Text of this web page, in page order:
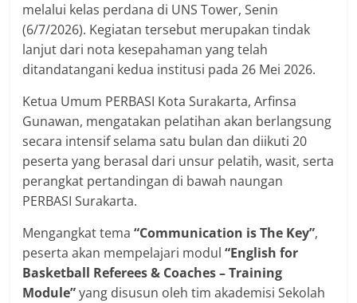
melalui kelas perdana di UNS Tower, Senin
(6/7/2026). Kegiatan tersebut merupakan tindak
lanjut dari nota kesepahaman yang telah
ditandatangani kedua institusi pada 26 Mei 2026.
Ketua Umum PERBASI Kota Surakarta, Arfinsa
Gunawan, mengatakan pelatihan akan berlangsung
secara intensif selama satu bulan dan diikuti 20
peserta yang berasal dari unsur pelatih, wasit, serta
perangkat pertandingan di bawah naungan
PERBASI Surakarta.
Mengangkat tema“Communication is The Key”,
peserta akan mempelajari modul“English for
Basketball Referees & Coaches – Training
Module”yang disusun oleh tim akademisi Sekolah